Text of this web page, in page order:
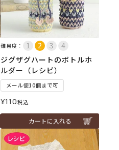
難易度：
ジグザグハートのボトルホ
ルダー（レシピ）
メール便10個まで可
¥110税込
カートに入れる